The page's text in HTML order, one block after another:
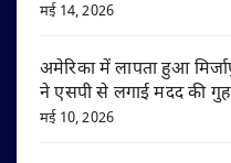
मई 14, 2026
अमेरिका में लापता हुआ
ने एसपी से लगाई मदद की
मई 10, 2026